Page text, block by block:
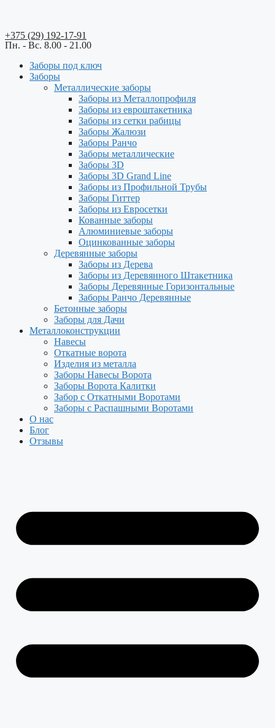
+375 (29) 192-17-91
Пн. - Вс. 8.00 - 21.00
Заборы под ключ
Заборы
Металлические заборы
Заборы из Металлопрофиля
Заборы из евроштакетника
Заборы из сетки рабицы
Заборы Жалюзи
Заборы Ранчо
Заборы металлические
Заборы 3D
Заборы 3D Grand Line
Заборы из Профильной Трубы
Заборы Гиттер
Заборы из Евросетки
Кованные заборы
Алюминиевые заборы
Оцинкованные заборы
Деревянные заборы
Заборы из Дерева
Заборы из Деревянного Штакетника
Заборы Деревянные Горизонтальные
Заборы Ранчо Деревянные
Бетонные заборы
Заборы для Дачи
Металлоконструкции
Навесы
Откатные ворота
Изделия из металла
Заборы Навесы Ворота
Заборы Ворота Калитки
Забор с Откатными Воротами
Заборы с Распашными Воротами
О нас
Блог
Отзывы